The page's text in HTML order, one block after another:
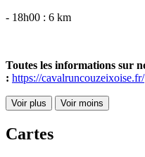
- 18h00 : 6 km
Toutes les informations sur
: https://cavalruncouzeixoise.fr/
Voir plus Voir moins
Cartes